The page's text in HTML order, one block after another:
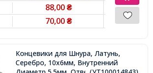
88,00₴
70,00₴
Концевики для Шнура, Латунь,
Серебро, 10х6мм, Внутренний